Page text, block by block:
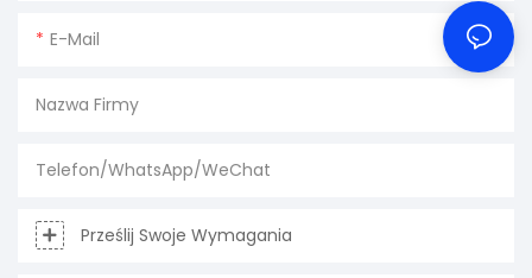
E-Mail
Nazwa Firmy
Telefon/WhatsApp/WeChat
Prześlij Swoje Wymagania